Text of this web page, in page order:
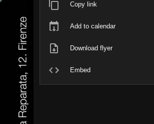
Copy link
Add to calendar
Download flyer
Embed